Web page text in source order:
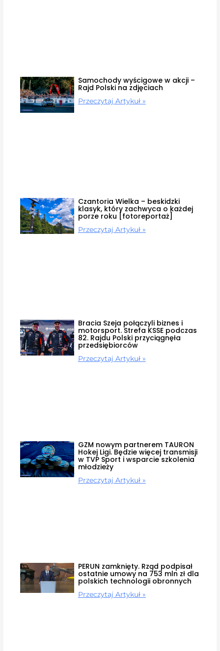
Samochody wyścigowe w akcji –
Rajd Polski na zdjęciach
Przeczytaj Artykuł »
Czantoria Wielka – beskidzki
klasyk, który zachwyca o każdej
porze roku [fotoreportaż]
Przeczytaj Artykuł »
Bracia Szeja połączyli biznes i
motorsport. Strefa KSSE podczas
82. Rajdu Polski przyciągnęła
przedsiębiorców
Przeczytaj Artykuł »
GZM nowym partnerem TAURON
Hokej Ligi. Będzie więcej transmisji
w TVP Sport i wsparcie szkolenia
młodzieży
Przeczytaj Artykuł »
PERUN zamknięty. Rząd podpisał
ostatnie umowy na 753 mln zł dla
polskich technologii obronnych
Przeczytaj Artykuł »